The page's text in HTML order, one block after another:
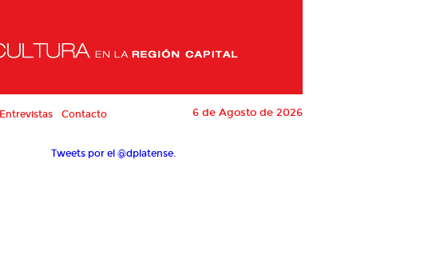
Entrevistas Contacto 6 de Agosto de 2026
Tweets por el @dplatense.